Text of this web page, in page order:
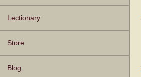
Lectionary
Store
Blog